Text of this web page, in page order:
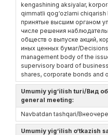
kengashining aksiyalar,
qimmatli qog‘ozlarni
принятые высшим органом
числе решения
обществ о выпуске акций,
иных ценных бумаг/
management body of the
supervisory board of
shares, corporate bonds and
Umumiy yig‘ilish turi/Вид
general meeting:
Navbatdan tashqari/
Umumiy yig‘ilish o‘tkazish